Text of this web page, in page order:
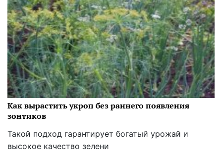
Как вырастить укроп без раннего появления
зонтиков
Такой подход гарантирует богатый урожай и
высокое качество зелени